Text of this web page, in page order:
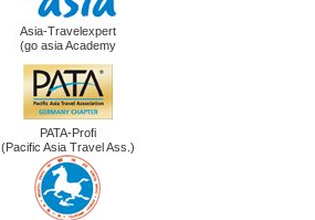
Asia-Travelexpert
(go asia Academy
PATA-Profi
(Pacific Asia Travel Ass.)